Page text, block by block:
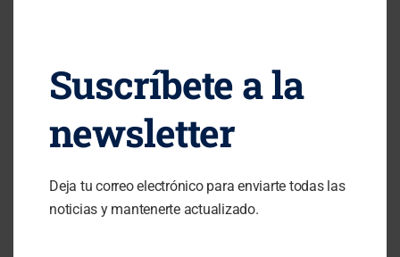
respetar los derechos de Propiedad Intelectual e
Industrial titularidad deALBERT CERVELLO GRISO
Podrá visualizar los elementos del portal e incluso
imprimirlos, copiarlos y almacenarlos en el disco duro
siempre y cuando sea, única y exclusivamente, para
Suscríbete a la
newsletter
Deja tu correo electrónico para enviarte todas las
noticias y mantenerte actualizado.